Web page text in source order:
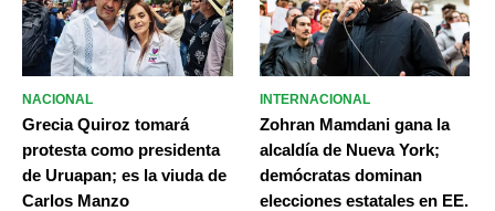
NACIONAL
Grecia Quiroz tomará
protesta como presidenta
de Uruapan; es la viuda de
Carlos Manzo
INTERNACIONAL
Zohran Mamdani gana la
alcaldía de Nueva York;
demócratas dominan
elecciones estatales en EE.